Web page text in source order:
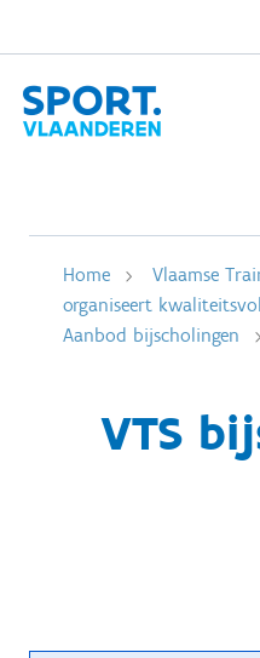
Home Vlaamse
organiseert
Aanbod bijscholingen
VTS